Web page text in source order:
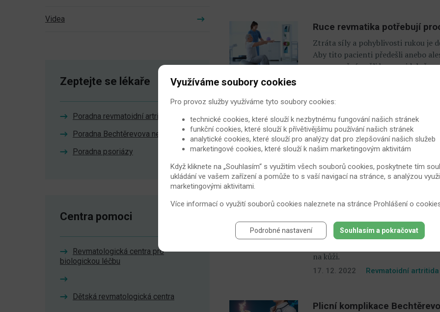
Ruce revmatika potřebují
Ztráta síly a pohyblivosti rukou je
Aby tito pacienti předešli anebo
onemocnění, měli by pravidelně,
Jak u revmatoidní artritidy
Otoky jsou častým příznakem
platí?
Psoriáza neboli lupénka je
často snaží vypořádat celý svůj
Ačkoli je tato nemoc nejvíce
skutečnosti o onemocnění, které
na kůži.
17. 12. 2022 Revmatoidní artritida
Plicní komplikace
Videa
Zeptejte se lékaře
Poradna revmatoidní artritidy
Poradna Bechtěrevova nemoc
Poradna psoriázy
Centra pomoci
Revmatologická centra pro
biologickou léčbu
Dětská revmatologická centra
Využíváme soubory cookies
Pro provoz služby využíváme tyto soubory cookies:
technické cookies, které slouží k nezbytnému fungování našich stránek
funkční cookies, které slouží k přívětivějšímu používání našich stránek
analytické cookies, které slouží pro analýzy dat pro zlepšování našich služeb
marketingové cookies, které slouží k našim marketingovým aktivitám
Když kliknete na „Souhlasím“ s využitím všech souborů cookies, poskytnete tím
ukládání ve vašem zařízení a pomůže to s vaší navigací na stránce, s analýzou
marketingovými aktivitami.
Více informací o využití souborů cookies naleznete na stránce Prohlášení o
Podrobné nastavení Souhlasím a pokračovat